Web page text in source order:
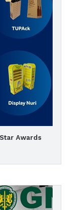
Awards